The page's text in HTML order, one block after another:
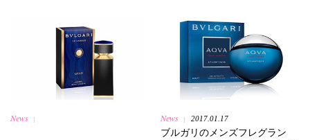
News News 2017.01.17
ブルガリのメンズフレグラン